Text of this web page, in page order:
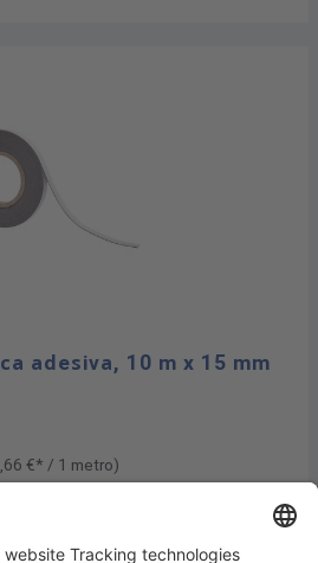
adesiva, 10 m x 15 mm
€* / 1 metro)